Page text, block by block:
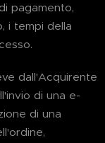
pagamento,
i tempi della
dall'Acquirente
di una e-
di una